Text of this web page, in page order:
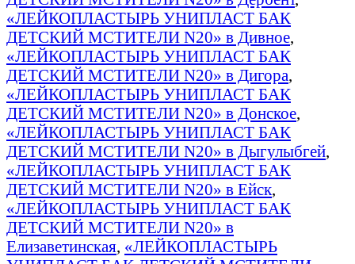
«ЛЕЙКОПЛАСТЫРЬ УНИПЛАСТ БАК
ДЕТСКИЙ МСТИТЕЛИ N20» в Дивное,
«ЛЕЙКОПЛАСТЫРЬ УНИПЛАСТ БАК
ДЕТСКИЙ МСТИТЕЛИ N20» в Дигора,
«ЛЕЙКОПЛАСТЫРЬ УНИПЛАСТ БАК
ДЕТСКИЙ МСТИТЕЛИ N20» в Донское,
«ЛЕЙКОПЛАСТЫРЬ УНИПЛАСТ БАК
ДЕТСКИЙ МСТИТЕЛИ N20» в Дыгулыбгей,
«ЛЕЙКОПЛАСТЫРЬ УНИПЛАСТ БАК
ДЕТСКИЙ МСТИТЕЛИ N20» в Ейск,
«ЛЕЙКОПЛАСТЫРЬ УНИПЛАСТ БАК
ДЕТСКИЙ МСТИТЕЛИ N20» в
Елизаветинская, «ЛЕЙКОПЛАСТЫРЬ